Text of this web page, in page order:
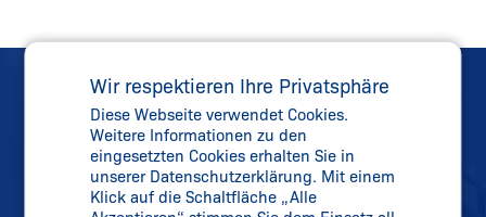
Direkter Kontakt
Wir respektieren Ihre Privatsphäre
Diese Webseite verwendet Cookies.
Weitere Informationen zu den
eingesetzten Cookies erhalten Sie in
unserer Datenschutzerklärung. Mit einem
Klick auf die Schaltfläche „Alle